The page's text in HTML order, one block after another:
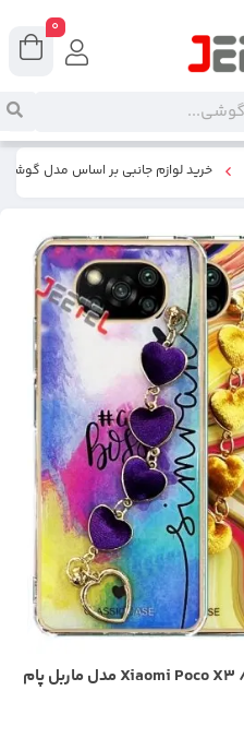
خرید لوازم جانبی بر اساس مدل گوشی
قاب گوشی دخترانه شیائومی Xiaomi Poco X3 / Pro مدل ماربل پام
0